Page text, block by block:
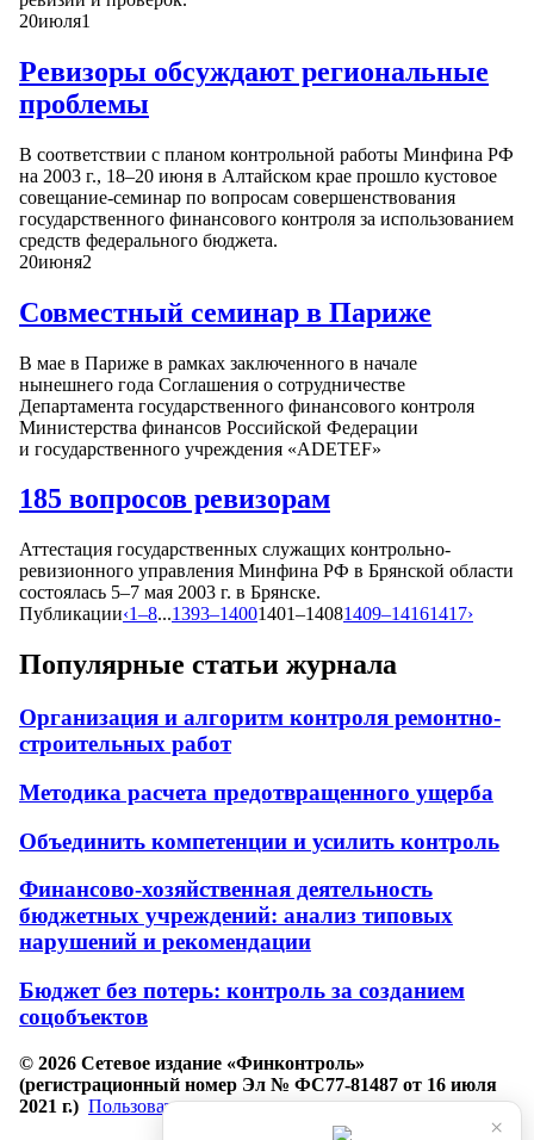
20июля1
Ревизоры обсуждают региональные
проблемы
В соответствии с планом контрольной работы Минфина РФ
на 2003 г., 18–20 июня в Алтайском крае прошло кустовое
совещание-семинар по вопросам совершенствования
государственного финансового контроля за использованием
средств федерального бюджета.
20июня2
Совместный семинар в Париже
В мае в Париже в рамках заключенного в начале
нынешнего года Соглашения о сотрудничестве
Департамента государственного финансового контроля
Министерства финансов Российской Федерации
и государственного учреждения «ADETEF»
185 вопросов ревизорам
Аттестация государственных служащих контрольно-
ревизионного управления Минфина РФ в Брянской области
состоялась 5–7 мая 2003 г. в Брянске.
Публикации‹1–8...1393–14001401–14081409–14161417›
Популярные статьи журнала
Организация и алгоритм контроля ремонтно-
строительных работ
Методика расчета предотвращенного ущерба
Объединить компетенции и усилить контроль
Финансово-хозяйственная деятельность
бюджетных учреждений: анализ типовых
нарушений и рекомендации
Бюджет без потерь: контроль за созданием
соцобъектов
© 2026 Сетевое издание «Финконтроль»
(регистрационный номер Эл № ФС77-81487 от 16 июля
2021 г.) Пользовательское соглашение
×